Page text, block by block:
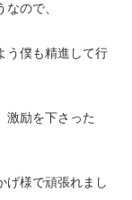
ので、
う僕も精進して行
激励を下さった
げ様で頑張れまし